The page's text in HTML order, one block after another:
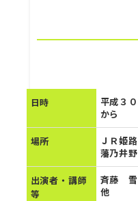
日時
平成３
から
場所
ＪＲ姫
藩乃井
出演者・講師
等
斉藤 雪
他